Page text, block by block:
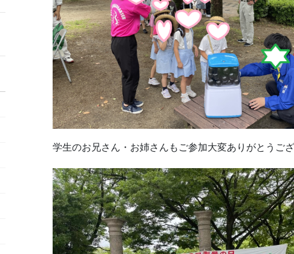
学生のお兄さん・お姉さんもご参加大変ありがとうご